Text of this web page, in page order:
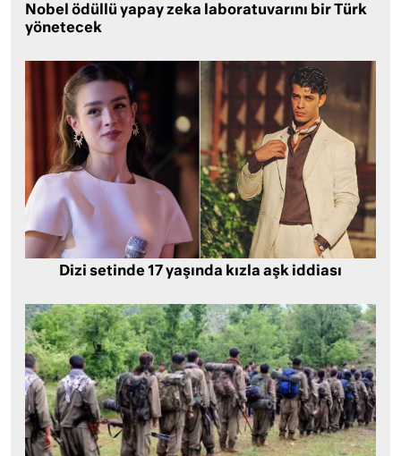
Nobel ödüllü yapay zeka laboratuvarını bir Türk
yönetecek
Dizi setinde 17 yaşında kızla aşk iddiası